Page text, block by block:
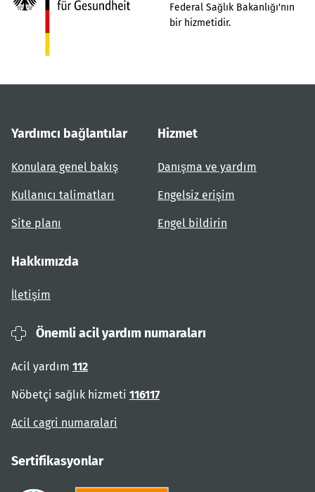
Federal Sağlık Bakanlığı'nın
bir hizmetidir.
Yardımcı bağlantılar
Konulara genel bakış
Kullanıcı talimatları
Site planı
Hizmet
Danışma ve yardım
Engelsiz erişim
Engel bildirin
Hakkımızda
İletişim
Önemli acil yardım numaraları
Acil yardım 112
Nöbetçi sağlık hizmeti 116117
Acil cagri numaralari
Sertifikasyonlar